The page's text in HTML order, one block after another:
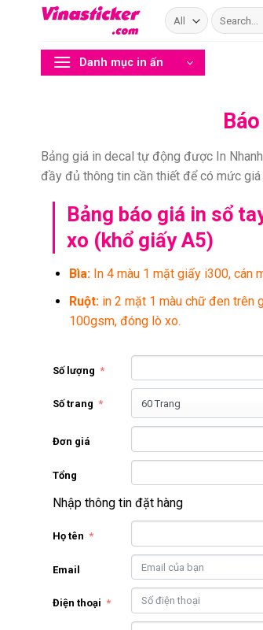
Search
for:
Danh mục in ấn
Bảng giá in decal tự động được In
đầy đủ thông tin cần thiết để có mức giá
Bảng báo giá in sổ
xo (khổ giấy A5)
Bìa:In 4 màu 1 mặt giấy i300, cán
Ruột: in 2 mặt 1 màu chữ đen trên
100gsm, đóng lò xo.
Số lượng
Số trang
Đơn giá
Tổng
Nhập thông tin đặt hàng
Họ tên
Email
Điện thoại